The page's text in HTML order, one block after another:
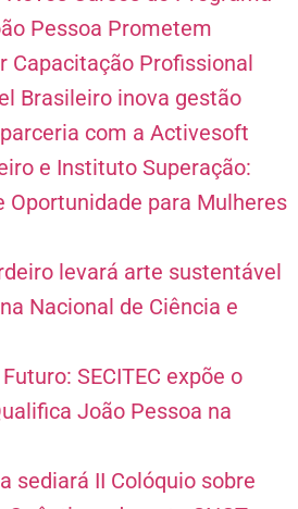
Pessoa Prometem
Capacitação Profissional
Brasileiro inova gestão
com a Activesoft
e Instituto Superação:
Oportunidade para Mulheres
levará arte sustentável
Nacional de Ciência e
SECITEC expõe o
João Pessoa na
sediará II Colóquio sobre